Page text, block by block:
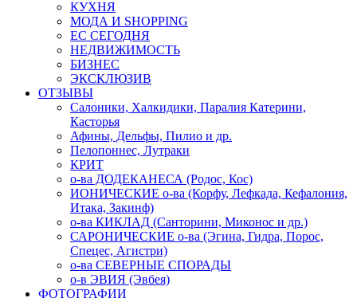
КУХНЯ
МОДА И SHOPPING
ЕС СЕГОДНЯ
НЕДВИЖИМОСТЬ
БИЗНЕС
ЭКСКЛЮЗИВ
ОТЗЫВЫ
Салоники, Халкидики, Паралия Катерини,
Касторья
Афины, Дельфы, Пилио и др.
Пелопоннес, Лутраки
КРИТ
о-ва ДОДЕКАНЕСА (Родос, Кос)
ИОНИЧЕСКИЕ о-ва (Корфу, Лефкада, Кефалония,
Итака, Закинф)
о-ва КИКЛАД (Санторини, Миконос и др.)
САРОНИЧЕСКИЕ о-ва (Эгина, Гидра, Порос,
Спецес, Агистри)
о-ва СЕВЕРНЫЕ СПОРАДЫ
о-в ЭВИЯ (Эвбея)
ФОТОГРАФИИ